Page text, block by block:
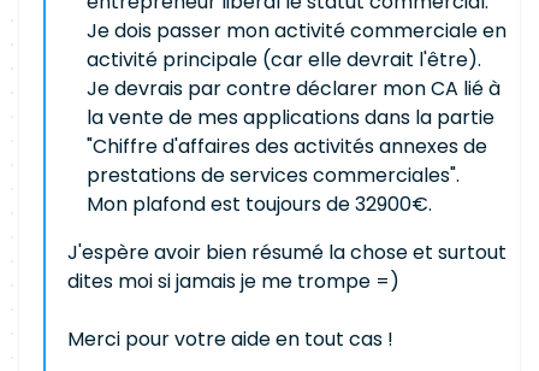
Je dois passer mon activité commerciale en
activité principale (car elle devrait l'être).
Je devrais par contre déclarer mon CA lié à
la vente de mes applications dans la partie
"Chiffre d'affaires des activités annexes de
prestations de services commerciales".
Mon plafond est toujours de 32900€.
J'espère avoir bien résumé la chose et surtout
dites moi si jamais je me trompe =)
Merci pour votre aide en tout cas !